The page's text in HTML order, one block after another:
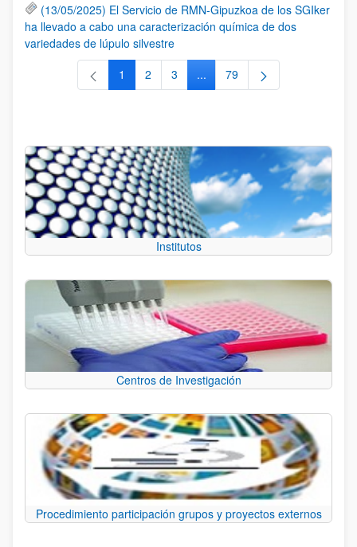
(13/05/2025) El Servicio de RMN-Gipuzkoa de los SGIker
ha llevado a cabo una caracterización química de dos
variedades de lúpulo silvestre
Página
1 Página
2 Página
3 ...Páginas intermedias Use TAB
Página
79
Institutos
Centros de Investigación
Procedimiento participación grupos y proyectos externos